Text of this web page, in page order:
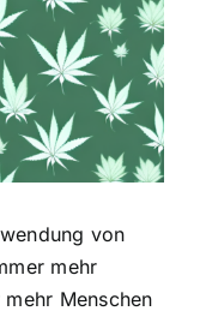
von
mehr
Menschen